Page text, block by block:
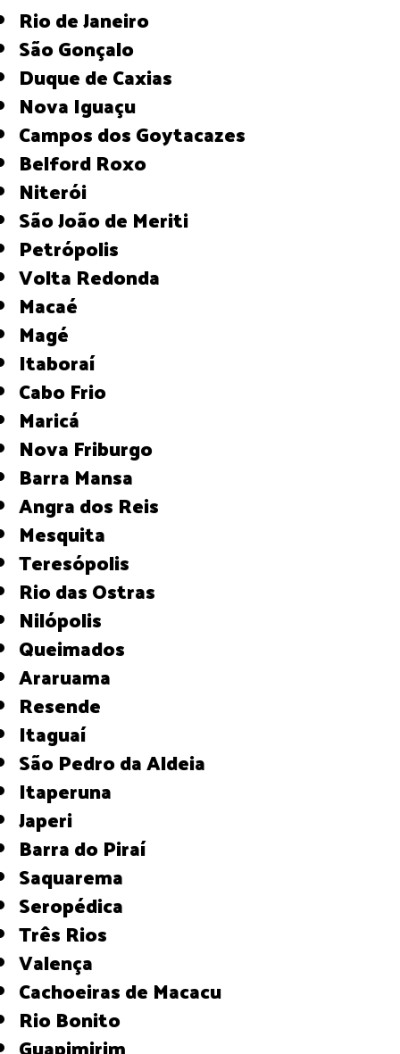
Rio de Janeiro
São Gonçalo
Duque de Caxias
Nova Iguaçu
Campos dos Goytacazes
Belford Roxo
Niterói
São João de Meriti
Petrópolis
Volta Redonda
Macaé
Magé
Itaboraí
Cabo Frio
Maricá
Nova Friburgo
Barra Mansa
Angra dos Reis
Mesquita
Teresópolis
Rio das Ostras
Nilópolis
Queimados
Araruama
Resende
Itaguaí
São Pedro da Aldeia
Itaperuna
Japeri
Barra do Piraí
Saquarema
Seropédica
Três Rios
Valença
Cachoeiras de Macacu
Rio Bonito